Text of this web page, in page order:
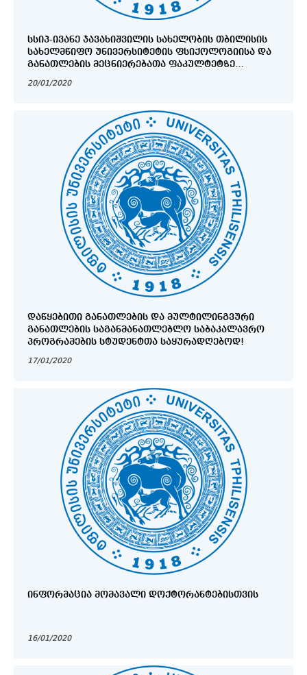
ᲡᲡᲘᲞ-ᲘᲕᲐᲜᲔ ᲯᲐᲕᲐᲮᲘᲨᲕᲘᲚᲘᲡ ᲡᲐᲮᲔᲚᲝᲑᲘᲡ ᲗᲑᲘᲚᲘᲡᲘᲡ
ᲡᲐᲮᲔᲚᲛᲬᲘᲤᲝ ᲣᲜᲘᲕᲔᲠᲡᲘᲢᲔᲢᲘᲡ ᲤᲡᲘᲥᲝᲚᲝᲒᲘᲘᲡᲐ ᲓᲐ
ᲒᲐᲜᲐᲗᲚᲔᲑᲘᲡ ᲛᲔᲪᲜᲘᲔᲠᲔᲑᲐᲗᲐ ᲤᲐᲙᲣᲚᲢᲔᲢᲖᲔ
ᲒᲐᲛᲝᲪᲮᲐᲓᲔᲑᲘᲡ ᲨᲔᲡᲐᲮᲔᲑ
20/01/2020
ᲓᲐᲬᲧᲔᲑᲘᲗᲘ ᲒᲐᲜᲐᲗᲚᲔᲑᲘᲡ ᲓᲐ ᲛᲣᲚᲢᲘᲚᲘᲜᲒᲕᲣᲠᲘ
ᲒᲐᲜᲐᲗᲚᲔᲑᲘᲡ ᲡᲐᲒᲐᲜᲛᲐᲜᲐᲗᲚᲔᲑᲚᲝ ᲡᲐᲑᲐᲙᲐᲚᲐᲕᲠᲝ
ᲞᲠᲝᲒᲠᲐᲛᲔᲑᲘᲡ ᲡᲢᲣᲓᲔᲜᲢᲗᲐ ᲡᲐᲧᲣᲠᲐᲓᲦᲔᲑᲝᲓ!
17/01/2020
ᲘᲜᲤᲝᲠᲛᲐᲪᲘᲐ ᲛᲝᲛᲐᲕᲐᲚᲘ ᲓᲝᲥᲢᲝᲠᲐᲜᲢᲔᲑᲘᲡᲗᲕᲘᲡ
16/01/2020